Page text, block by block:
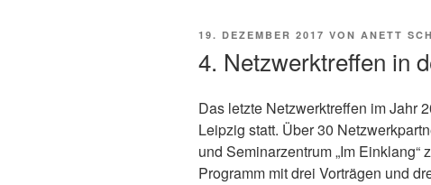
VERÖFFENTLICHT
19. DEZEMBER 2017 VON ANETT
4. Netzwerktreffen in
Das letzte Netzwerktreffen im Jahr
Leipzig statt. Über 30
und Seminarzentrum „Im
Programm mit drei Vorträgen und